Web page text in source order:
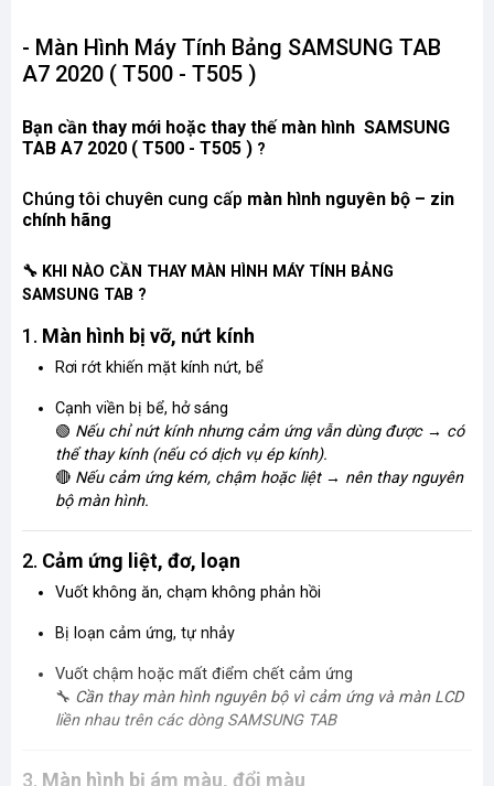
- Màn Hình Máy Tính Bảng SAMSUNG TAB
A7 2020 ( T500 - T505 )
Bạn cần thay mới hoặc thay thế màn hình SAMSUNG
TAB A7 2020 ( T500 - T505 ) ?
Chúng tôi chuyên cung cấp màn hình nguyên bộ – zin
chính hãng
🔧 KHI NÀO CẦN THAY MÀN HÌNH MÁY TÍNH BẢNG
SAMSUNG TAB ?
1. Màn hình bị vỡ, nứt kính
Rơi rớt khiến mặt kính nứt, bể
Cạnh viền bị bể, hở sáng
🟢 Nếu chỉ nứt kính nhưng cảm ứng vẫn dùng được → có
thể thay kính (nếu có dịch vụ ép kính).
🔴 Nếu cảm ứng kém, chậm hoặc liệt → nên thay nguyên
bộ màn hình.
2. Cảm ứng liệt, đơ, loạn
Vuốt không ăn, chạm không phản hồi
Bị loạn cảm ứng, tự nhảy
Vuốt chậm hoặc mất điểm chết cảm ứng
🔧 Cần thay màn hình nguyên bộ vì cảm ứng và màn LCD
liền nhau trên các dòng SAMSUNG TAB
3. Màn hình bị ám màu, đổi màu